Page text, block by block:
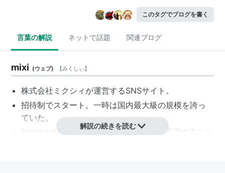
このタグでブログを書く
言葉の解説 ネットで話題 関連ブログ
mixi (ウェブ) 【みくしぃ】
株式会社 ミクシィ が運営するSNSサイト。
招待制でスタート。一時は国内最大級の規模を誇っ
ていた。
Facebook、LINEなど他者のサービスを流用すること
解説の続きを読む